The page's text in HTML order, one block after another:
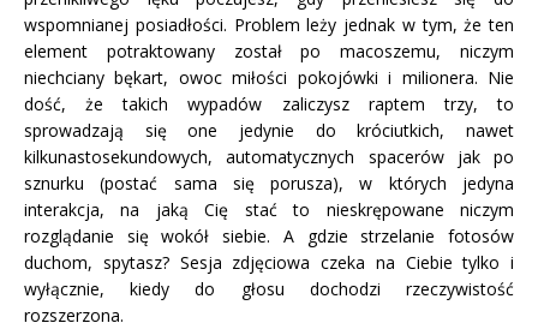
wspomnianej posiadłości. Problem leży jednak w tym, że ten
element potraktowany został po macoszemu, niczym
niechciany bękart, owoc miłości pokojówki i milionera. Nie
dość, że takich wypadów zaliczysz raptem trzy, to
sprowadzają się one jedynie do króciutkich, nawet
kilkunastosekundowych, automatycznych spacerów jak po
sznurku (postać sama się porusza), w których jedyna
interakcja, na jaką Cię stać to nieskrępowane niczym
rozglądanie się wokół siebie. A gdzie strzelanie fotosów
duchom, spytasz? Sesja zdjęciowa czeka na Ciebie tylko i
wyłącznie, kiedy do głosu dochodzi rzeczywistość
rozszerzona.